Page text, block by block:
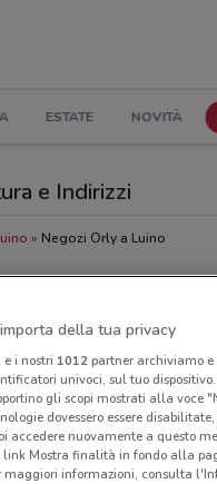
ESTATE NOVITÀ
e Indirizzi
Negozi Orly a Luino
della tua privacy
e i nostri 1012partner archiviamo
univoci, sul tuo
gli scopi mostrati alla voce
dovessero essere
accedere nuovamente a questo
link Mostra finalità in fondo alla
maggiori informazioni, consulta